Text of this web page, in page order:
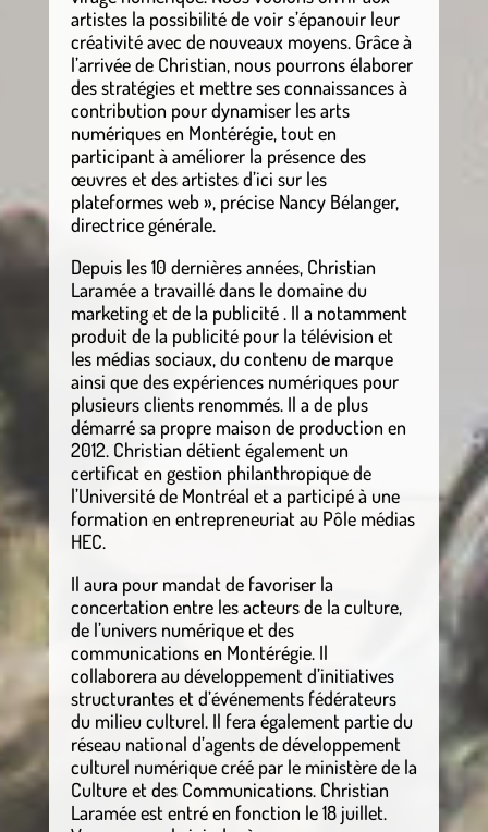
artistes la possibilité de voir s’épanouir leur
créativité avec de nouveaux moyens. Grâce à
l’arrivée de Christian, nous pourrons élaborer
des stratégies et mettre ses connaissances à
contribution pour dynamiser les arts
numériques en Montérégie, tout en
participant à améliorer la présence des
œuvres et des artistes d’ici sur les
plateformes web », précise Nancy Bélanger,
directrice générale.
Depuis les 10 dernières années, Christian
Laramée a travaillé dans le domaine du
marketing et de la publicité . Il a notamment
produit de la publicité pour la télévision et
les médias sociaux, du contenu de marque
ainsi que des expériences numériques pour
plusieurs clients renommés. Il a de plus
démarré sa propre maison de production en
2012. Christian détient également un
certificat en gestion philanthropique de
l’Université de Montréal et a participé à une
formation en entrepreneuriat au Pôle médias
HEC.
Il aura pour mandat de favoriser la
concertation entre les acteurs de la culture,
de l’univers numérique et des
communications en Montérégie. Il
collaborera au développement d’initiatives
structurantes et d’événements fédérateurs
du milieu culturel. Il fera également partie du
réseau national d’agents de développement
culturel numérique créé par le ministère de la
Culture et des Communications. Christian
Laramée est entré en fonction le 18 juillet.